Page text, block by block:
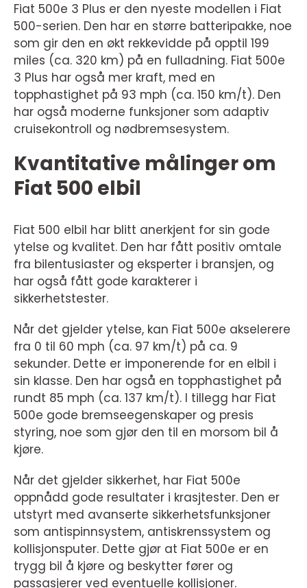
Fiat 500e 3 Plus er den nyeste modellen i Fiat
500-serien. Den har en større batteripakke, noe
som gir den en økt rekkevidde på opptil 199
miles (ca. 320 km) på en fulladning. Fiat 500e
3 Plus har også mer kraft, med en
topphastighet på 93 mph (ca. 150 km/t). Den
har også moderne funksjoner som adaptiv
cruisekontroll og nødbremsesystem.
Kvantitative målinger om
Fiat 500 elbil
Fiat 500 elbil har blitt anerkjent for sin gode
ytelse og kvalitet. Den har fått positiv omtale
fra bilentusiaster og eksperter i bransjen, og
har også fått gode karakterer i
sikkerhetstester.
Når det gjelder ytelse, kan Fiat 500e akselerere
fra 0 til 60 mph (ca. 97 km/t) på ca. 9
sekunder. Dette er imponerende for en elbil i
sin klasse. Den har også en topphastighet på
rundt 85 mph (ca. 137 km/t). I tillegg har Fiat
500e gode bremseegenskaper og presis
styring, noe som gjør den til en morsom bil å
kjøre.
Når det gjelder sikkerhet, har Fiat 500e
oppnådd gode resultater i krasjtester. Den er
utstyrt med avanserte sikkerhetsfunksjoner
som antispinnsystem, antiskrenssystem og
kollisjonsputer. Dette gjør at Fiat 500e er en
trygg bil å kjøre og beskytter fører og
passasjerer ved eventuelle kollisjoner.